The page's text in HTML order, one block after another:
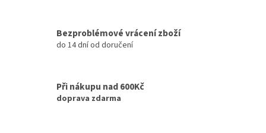
Bezproblémové vrácení zboží
do 14 dní od doručení
Při nákupu nad 600Kč
doprava zdarma